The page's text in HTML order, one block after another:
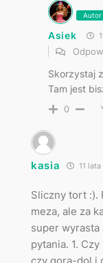
Autor
Asiek
Skorzystaj
Tam jest
0
kasia 11
Sliczny tort :).
meza, ale za
super wyrasta
pytania. 1.